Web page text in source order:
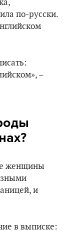
по-русски.
–
женщины
и
в выписке: